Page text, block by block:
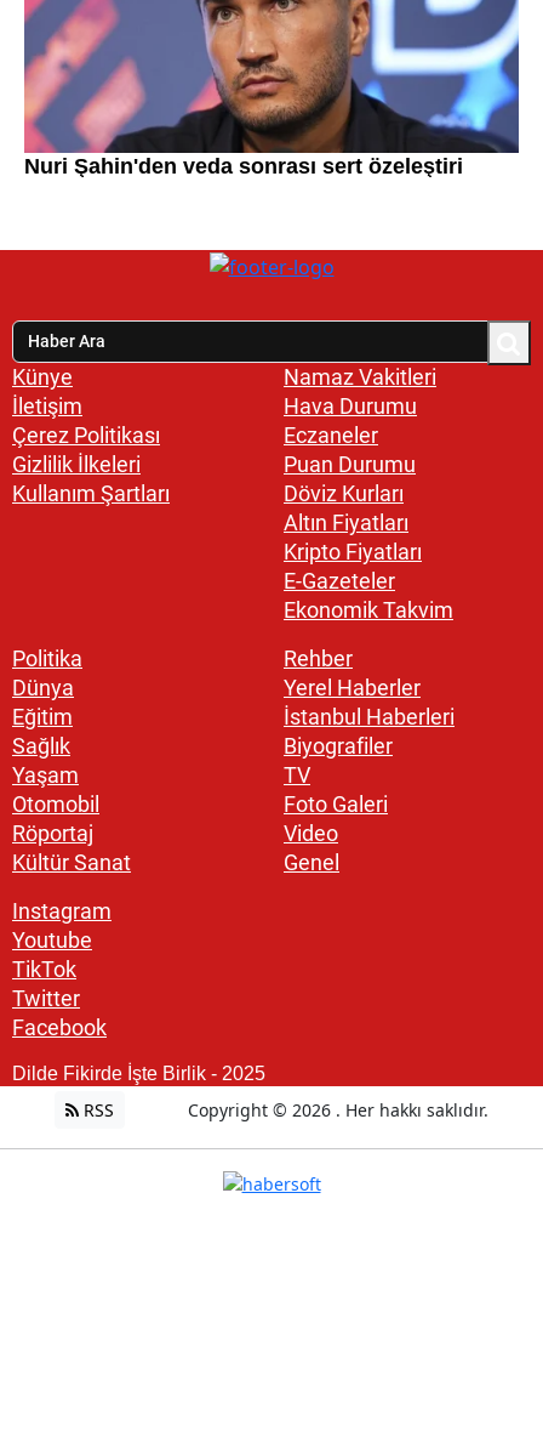
Künye
İletişim
Çerez Politikası
Gizlilik İlkeleri
Kullanım Şartları
Namaz Vakitleri
Hava Durumu
Eczaneler
Puan Durumu
Döviz Kurları
Altın Fiyatları
Kripto Fiyatları
E-Gazeteler
Ekonomik Takvim
Politika
Dünya
Eğitim
Sağlık
Yaşam
Otomobil
Röportaj
Kültür Sanat
Rehber
Yerel Haberler
İstanbul Haberleri
Biyografiler
TV
Foto Galeri
Video
Genel
Instagram
Youtube
TikTok
Twitter
Facebook
Dilde Fikirde İşte Birlik - 2025
RSS Copyright © 2026 . Her hakkı saklıdır.